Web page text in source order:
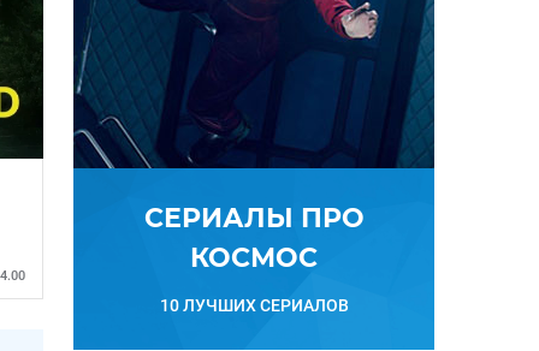
4.00
СЕРИАЛЫ ПРО
КОСМОС
10 ЛУЧШИХ СЕРИАЛОВ